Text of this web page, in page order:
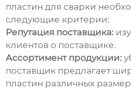
пластин для сварки
следующие критерии:
Репутация поставщика:
клиентов о поставщике.
Ассортимент продукции:
поставщик предлагает
пластин различных